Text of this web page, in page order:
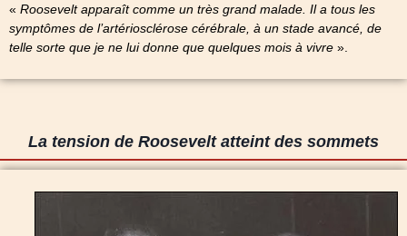
« Roosevelt apparaît comme un très grand malade. Il a tous les
symptômes de l’artériosclérose cérébrale, à un stade avancé, de
telle sorte que je ne lui donne que quelques mois à vivre ».
La tension de Roosevelt atteint des sommets